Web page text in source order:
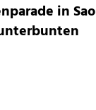
in Sao